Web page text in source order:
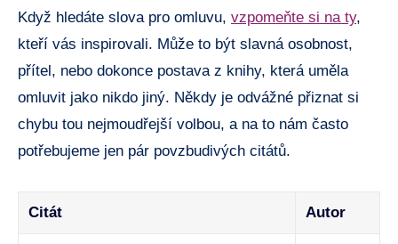
Když ​hledáte slova⁢ pro ​omluvu,⁢ vzpomeňte si na ⁢ty,
kteří vás inspirovali. ‍Může⁣ to‍ být ‍slavná osobnost,
⁣přítel, nebo dokonce​ postava z ⁣knihy, která‍ uměla⁤
omluvit jako nikdo jiný. Někdy je odvážné přiznat si
‍chybu tou‌ nejmoudřejší volbou, a na to‌ nám často‌
potřebujeme ‍jen pár povzbudivých⁣ citátů.
Citát Autor